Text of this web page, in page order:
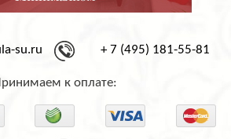
su.ru + 7 (495) 181-55-81
к оплате: